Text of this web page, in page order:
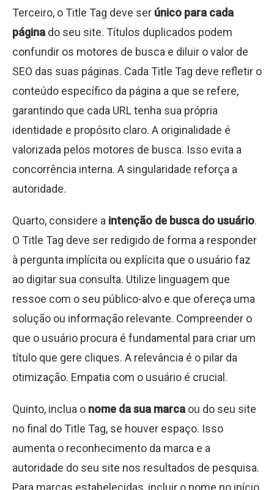
Terceiro, o Title Tag deve ser único para cada
página do seu site. Títulos duplicados podem
confundir os motores de busca e diluir o valor de
SEO das suas páginas. Cada Title Tag deve refletir o
conteúdo específico da página a que se refere,
garantindo que cada URL tenha sua própria
identidade e propósito claro. A originalidade é
valorizada pelos motores de busca. Isso evita a
concorrência interna. A singularidade reforça a
autoridade.
Quarto, considere a intenção de busca do usuário.
O Title Tag deve ser redigido de forma a responder
à pergunta implícita ou explícita que o usuário faz
ao digitar sua consulta. Utilize linguagem que
ressoe com o seu público-alvo e que ofereça uma
solução ou informação relevante. Compreender o
que o usuário procura é fundamental para criar um
título que gere cliques. A relevância é o pilar da
otimização. Empatia com o usuário é crucial.
Quinto, inclua o nome da sua marca ou do seu site
no final do Title Tag, se houver espaço. Isso
aumenta o reconhecimento da marca e a
autoridade do seu site nos resultados de pesquisa.
Para marcas estabelecidas, incluir o nome no início